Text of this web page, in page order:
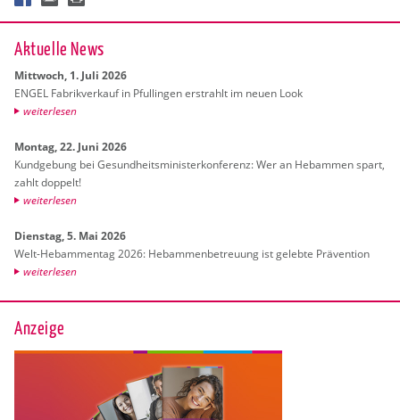
Ak­tu­el­le News
Mitt­woch, 1. Juli 2026
ENGEL Fa­brik­ver­kauf in Pful­lin­gen er­strahlt im neuen Look
wei­ter­le­sen
Mon­tag, 22. Juni 2026
Kund­ge­bung bei Ge­sund­heits­mi­nis­ter­kon­fe­renz: Wer an Heb­am­men spart,
zahlt dop­pelt!
wei­ter­le­sen
Diens­tag, 5. Mai 2026
Welt-Heb­am­men­tag 2026: Heb­am­men­be­treu­ung ist ge­leb­te Prä­ven­ti­on
wei­ter­le­sen
Anzeige